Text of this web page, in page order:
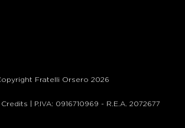
Fratelli Orsero 2026
Credits | P.IVA: 0916710969 - R.E.A. 2072677